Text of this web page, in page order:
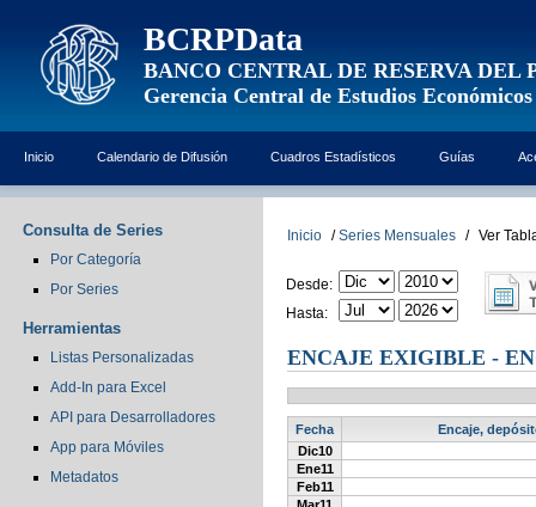
BCRPData
BANCO CENTRAL DE RESERVA DEL
Gerencia Central de Estudios Económicos
Inicio Calendario de Difusión Cuadros Estadísticos Guías
Consulta de Series
Por Categoría
Por Series
Herramientas
Listas Personalizadas
Add-In para Excel
API para Desarrolladores
App para Móviles
Metadatos
Inicio / Series Mensuales / Ver
Desde:
Hasta:
ENCAJE EXIGIBLE -
Fecha
Encaje,
Dic10
Ene11
Feb11